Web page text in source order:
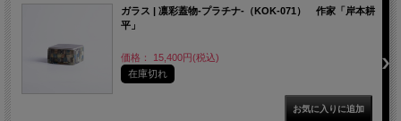
ガラス | 凛彩蓋物-プラチナ-（KOK-071） 作家「岸本耕
平」
価格： 15,400円(税込)
在庫切れ